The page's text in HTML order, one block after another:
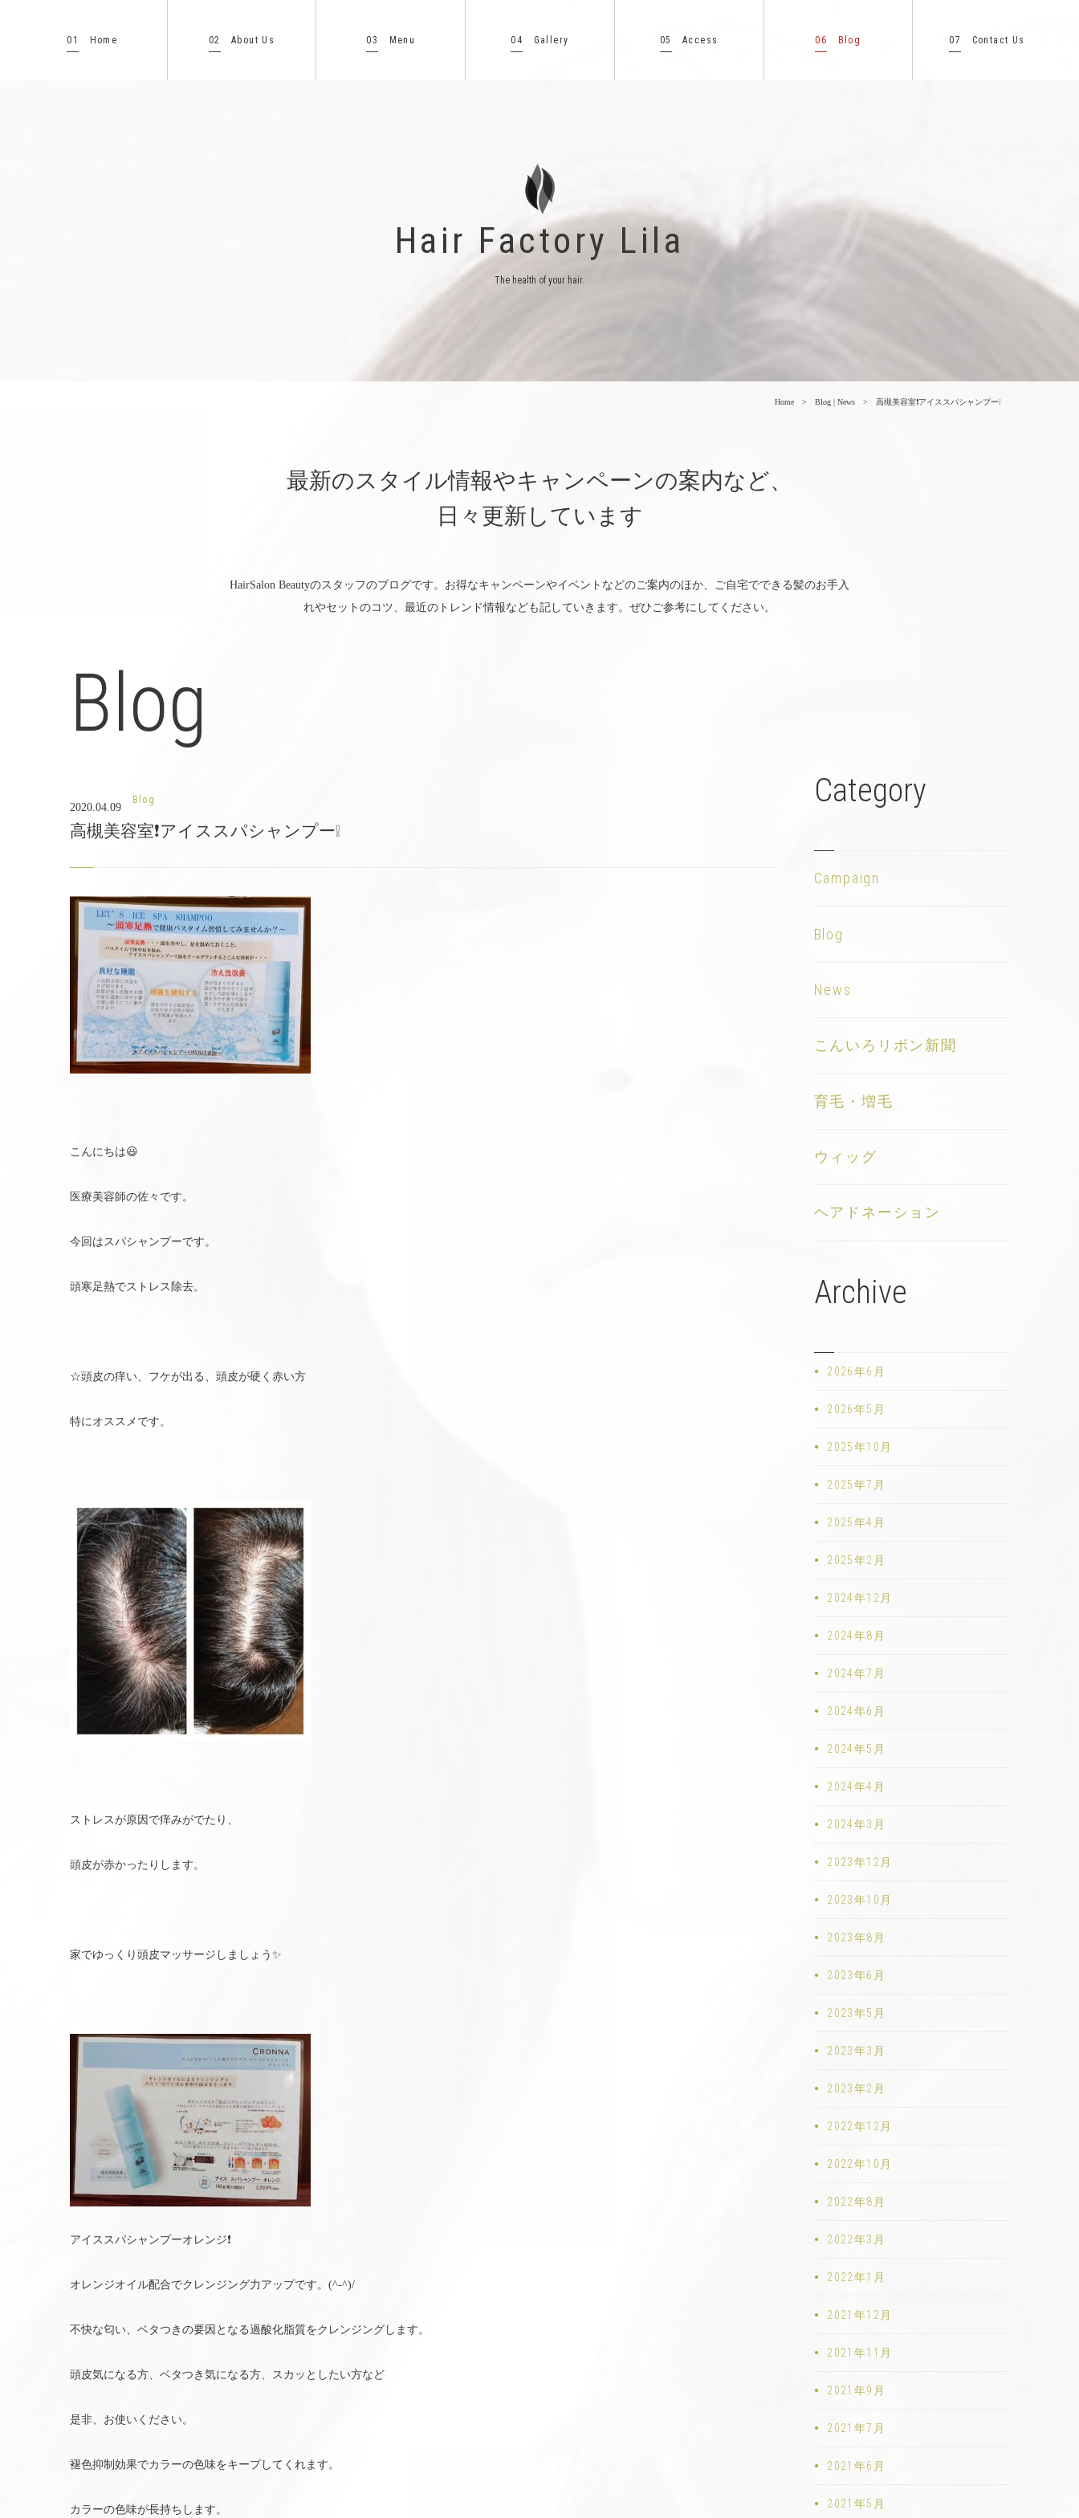
01 Home 02 About Us 03 Menu 04 Gallery 05 Access 06 Blog 07 Contact Us
Hair Factory Lila
The health of your hair.
Home Blog | News 高槻美容室❗アイススパシャンプー❕
最新のスタイル情報やキャンペーンの案内など、
日々更新しています
HairSalon Beautyのスタッフのブログです。お得なキャンペーンやイベントなどのご案内のほか、ご自宅でできる髪のお手入
れやセットのコツ、最近のトレンド情報なども記していきます。ぜひご参考にしてください。
Blog
2020.04.09
Blog
高槻美容室❗アイススパシャンプー❕
こんにちは😃
医療美容師の佐々です。
今回はスパシャンプーです。
頭寒足熱でストレス除去。
☆頭皮の痒い、フケが出る、頭皮が硬く赤い方
特にオススメです。
ストレスが原因で痒みがでたり、
頭皮が赤かったりします。
家でゆっくり頭皮マッサージしましょう✨
アイススパシャンプーオレンジ❗
オレンジオイル配合でクレンジング力アップです。(^-^)/
不快な匂い、ベタつきの要因となる過酸化脂質をクレンジングします。
頭皮気になる方、ベタつき気になる方、スカッとしたい方など
是非、お使いください。
褪色抑制効果でカラーの色味をキープしてくれます。
カラーの色味が長持ちします。
Category
Campaign
Blog
News
こんいろリボン新聞
育毛・増毛
ウィッグ
ヘアドネーション
Archive
2026年6月
2026年5月
2025年10月
2025年7月
2025年4月
2025年2月
2024年12月
2024年8月
2024年7月
2024年6月
2024年5月
2024年4月
2024年3月
2023年12月
2023年10月
2023年8月
2023年6月
2023年5月
2023年3月
2023年2月
2022年12月
2022年10月
2022年8月
2022年3月
2022年1月
2021年12月
2021年11月
2021年9月
2021年7月
2021年6月
2021年5月